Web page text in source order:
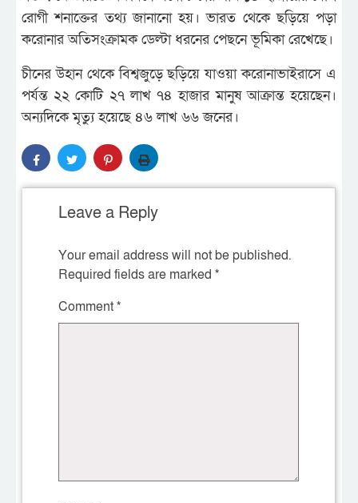
রোগী শনাক্তের তথ্য জানানো হয়। ভারত থেকে ছড়িয়ে পড়া
করোনার অতিসংক্রামক ডেল্টা ধরনের পেছনে ভূমিকা রেখেছে।
চীনের উহান থেকে বিশ্বজুড়ে ছড়িয়ে যাওয়া করোনাভাইরাসে এ
পর্যন্ত ২২ কোটি ২৭ লাখ ৭৪ হাজার মানুষ আক্রান্ত হয়েছেন।
অন্যদিকে মৃত্যু হয়েছে ৪৬ লাখ ৬৬ জনের।
Leave a Reply
Your email address will not be published.
Required fields are marked *
Comment*